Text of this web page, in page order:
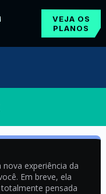
VEJA OS
PLANOS
experiência da
Em breve, ela
pensada